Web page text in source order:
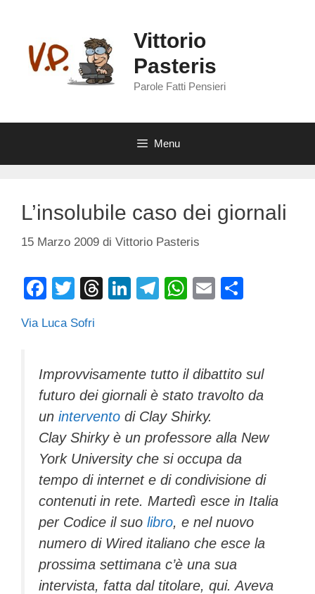
contenuto
Vittorio
Pasteris
Parole Fatti Pensieri
Menu
L’insolubile caso dei giornali
15 Marzo 2009 di Vittorio Pasteris
F
c
b
o
o
k
T
tt
T
d
s
Li
dI
n
T
a
m
W
A
p
p
E
vi
di
Via Luca Sofri
Improvvisamente tutto il dibattito sul
futuro dei giornali è stato travolto da
un intervento di Clay Shirky.
Clay Shirky è un professore alla New
York University che si occupa da
tempo di internet e di condivisione di
contenuti in rete. Martedì esce in Italia
per Codice il suo libro, e nel nuovo
numero di Wired italiano che esce la
prossima settimana c’è una sua
intervista, fatta dal titolare, qui. Aveva